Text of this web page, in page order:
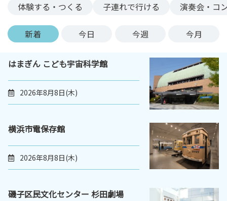
ン
体験する・つくる
子連れで行ける 演奏会・コ
新着 今日 今週 今月
はまぎん こども宇宙科学館
2026年8月8日(木)
横浜市電保存館
2026年8月8日(木)
磯子区民文化センター 杉田劇場